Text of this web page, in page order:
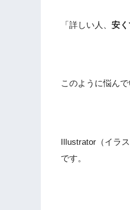
「詳しい人、 安
このように悩ん
Illustrator（イラ
です。